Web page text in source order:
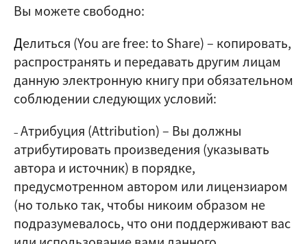
Вы можете свободно:
Делиться (You are free: to Share) – копировать,
распространять и передавать другим лицам
данную электронную книгу при обязательном
соблюдении следующих условий:
– Атрибуция (Attribution)– Вы должны
атрибутировать произведения (указывать
автора и источник) в порядке,
предусмотренном автором или лицензиаром
(но только так, чтобы никоим образом не
подразумевалось, что они поддерживают вас